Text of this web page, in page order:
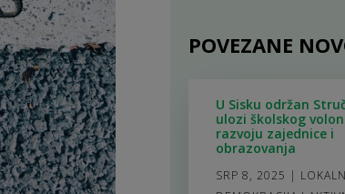
POVEZANE
U Sisku održan
ulozi školskog
razvoju zajednice i
obrazovanja
SRP 8, 2025 |